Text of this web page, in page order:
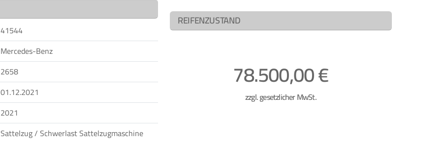
41544
Mercedes-Benz
2658
01.12.2021
2021
Sattelzug / Schwerlast Sattelzugmaschine
REIFENZUSTAND
78.500,00 €
zzgl. gesetzlicher MwSt.